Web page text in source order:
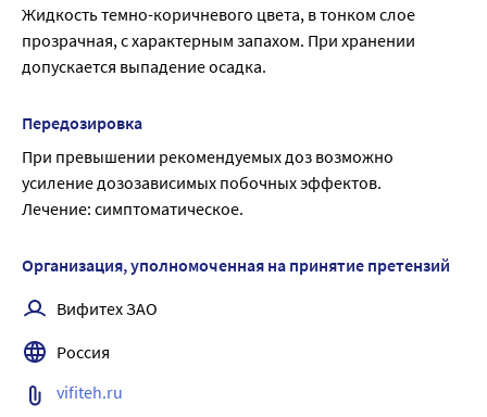
безрецептурные), перед применением препарата
Элеутерококка экстракт жидкий проконсультируйтесь с
врачом.
Жидкость темно-коричневого цвета, в тонком слое
прозрачная, с характерным запахом. При хранении
допускается выпадение осадка.
Передозировка
При превышении рекомендуемых доз возможно
усиление дозозависимых побочных эффектов.
Лечение: симптоматическое.
Организация, уполномоченная на принятие претензий
Вифитех ЗАО
Россия
vifiteh.ru